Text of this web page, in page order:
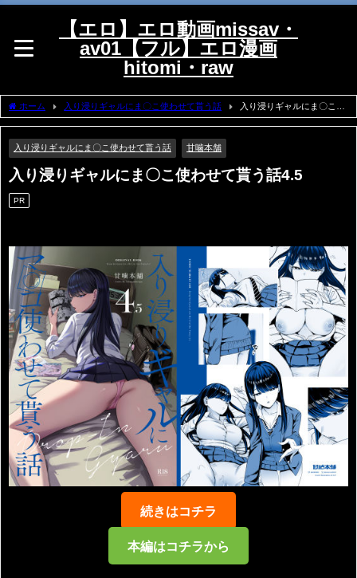
【エロ】エロ動画missav・
av01【フル】エロ漫画
hitomi・raw
ホーム 入り浸りギャルにま〇こ使わせて貰う話
入り浸りギャルにま〇こ使
わせて貰う話4.5
入り浸りギャルにま〇こ使わせて貰う話 甘噛本舗
入り浸りギャルにま〇こ使わせて貰う話4.5
PR
続きはコチラ
本編はコチラから